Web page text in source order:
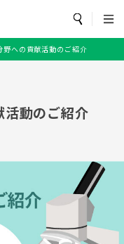
検索
ワクチン
開発
野への貢献活動のご紹介
動のご紹介